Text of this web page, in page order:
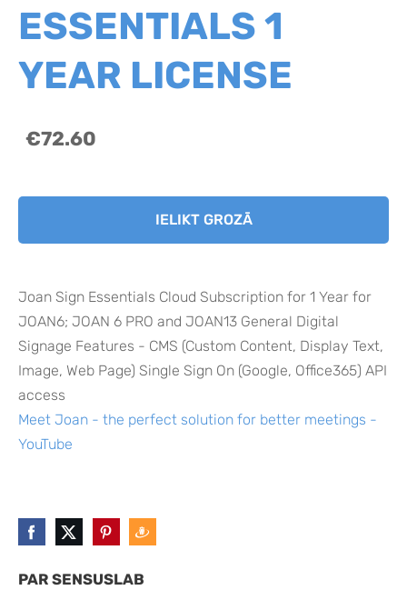
PAR SENSUSLAB
ESSENTIALS 1
YEAR LICENSE
€72.60
IELIKT GROZĀ
Joan Sign Essentials Cloud Subscription for 1 Year for
JOAN6; JOAN 6 PRO and JOAN13 General Digital
Signage Features - CMS (Custom Content, Display Text,
Image, Web Page) Single Sign On (Google, Office365) API
access
Meet Joan - the perfect solution for better meetings -
YouTube